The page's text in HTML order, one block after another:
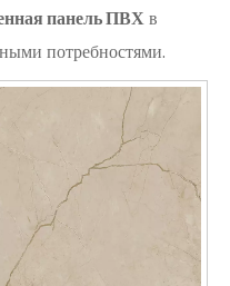
панель ПВХв
потребностями.